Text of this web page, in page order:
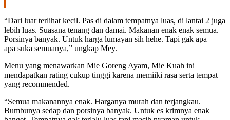
“Dari luar terlihat kecil. Pas di dalam tempatnya luas, di lantai 2 juga
lebih luas. Suasana tenang dan damai. Makanan enak enak semua.
Porsinya banyak. Untuk harga lumayan sih hehe. Tapi gak apa –
apa suka semuanya,” ungkap Mey.
Menu yang menawarkan Mie Goreng Ayam, Mie Kuah ini
mendapatkan rating cukup tinggi karena memiiki rasa serta tempat
yang recommended.
“Semua makanannya enak. Harganya murah dan terjangkau.
Bumbunya sedap dan porsinya banyak. Untuk es krimnya enak